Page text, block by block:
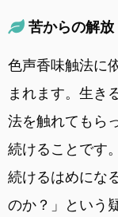
苦からの解放
色声香味触法に
まれます。生き
法を触れてもら
続けることです
続けるはめにな
のか？」という